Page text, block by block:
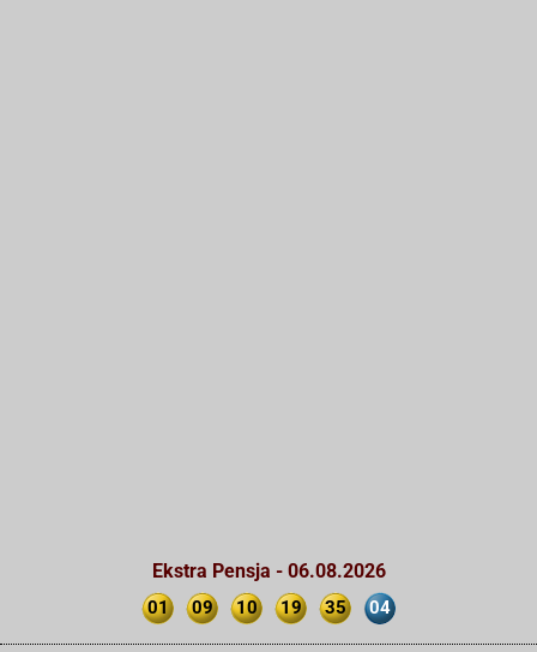
Ekstra Pensja - 06.08.2026
01 09 10 19 35 04